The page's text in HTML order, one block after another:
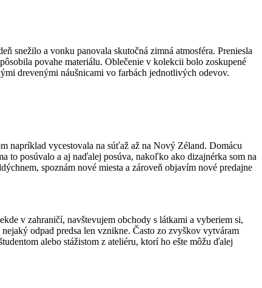
snežilo a vonku panovala skutočná zimná atmosféra. Preniesla
povahe materiálu. Oblečenie v kolekcii bolo zoskupené
drevenými náušnicami vo farbách jednotlivých odevov.
napríklad vycestovala na súťaž až na Nový Zéland. Domácu
to posúvalo a aj naďalej posúva, nakoľko ako dizajnérka som na
spoznám nové miesta a zároveň objavím nové predajne
v zahraničí, navštevujem obchody s látkami a vyberiem si,
odpad predsa len vznikne. Často zo zvyškov vytváram
alebo stážistom z ateliéru, ktorí ho ešte môžu ďalej